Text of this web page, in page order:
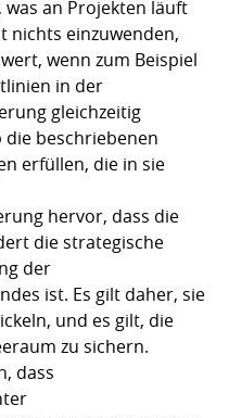
was an Projekten läuft
nichts einzuwenden,
wenn zum Beispiel
in der
gleichzeitig
beschriebenen
erfüllen, die in sie
hervor, dass die
die strategische
der
ist. Es gilt daher, sie
und es gilt, die
zu sichern.
dass